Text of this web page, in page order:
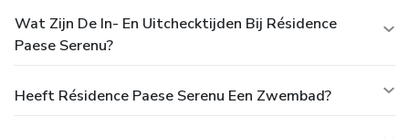
Wat Zijn De In- En Uitchecktijden Bij Résidence
Paese Serenu?
Heeft Résidence Paese Serenu Een Zwembad?